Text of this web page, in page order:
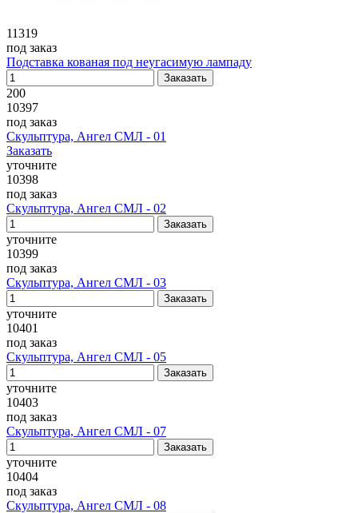
11319
под заказ
Подставка кованая под неугасимую лампаду
200
10397
под заказ
Скульптура, Ангел СМЛ - 01
Заказать
уточните
10398
под заказ
Скульптура, Ангел СМЛ - 02
уточните
10399
под заказ
Скульптура, Ангел СМЛ - 03
уточните
10401
под заказ
Скульптура, Ангел СМЛ - 05
уточните
10403
под заказ
Скульптура, Ангел СМЛ - 07
уточните
10404
под заказ
Скульптура, Ангел СМЛ - 08